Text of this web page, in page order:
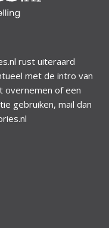
rust uiteraard
met de intro van
overnemen of een
gebruiken, mail dan